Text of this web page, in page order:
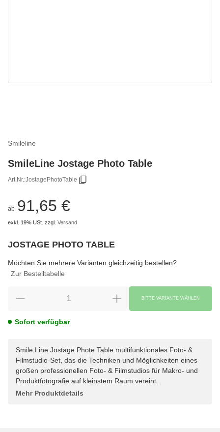
Smileline
SmileLine Jostage Photo Table
Art.Nr.:JostagePhotoTable
ab 91,65 €
exkl. 19% USt. zzgl. Versand
JOSTAGE PHOTO TABLE
Möchten Sie mehrere Varianten gleichzeitig bestellen?
Zur Bestelltabelle
BITTE VARIANTE WÄHLEN
Sofort verfügbar
Smile Line Jostage Phote Table multifunktionales Foto- &
Filmstudio-Set, das die Techniken und Möglichkeiten eines
großen professionellen Foto- & Filmstudios für Makro- und
Produktfotografie auf kleinstem Raum vereint.
Mehr Produktdetails